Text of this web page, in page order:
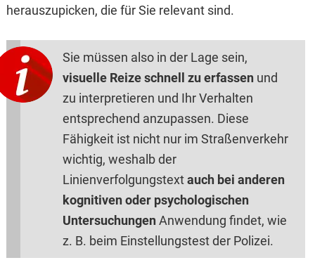
herauszupicken, die für Sie relevant sind.
Sie müssen also in der Lage sein,
visuelle Reize schnell zu erfassen und
zu interpretieren und Ihr Verhalten
entsprechend anzupassen. Diese
Fähigkeit ist nicht nur im Straßenverkehr
wichtig, weshalb der
Linienverfolgungstextauch bei anderen
kognitiven oder psychologischen
Untersuchungen Anwendung findet, wie
z. B. beim Einstellungstest der Polizei.